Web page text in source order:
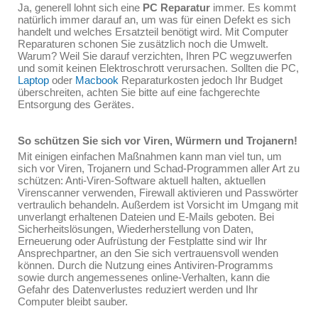
Ja, generell lohnt sich eine PC Reparatur immer. Es kommt
natürlich immer darauf an, um was für einen Defekt es sich
handelt und welches Ersatzteil benötigt wird. Mit Computer
Reparaturen schonen Sie zusätzlich noch die Umwelt.
Warum? Weil Sie darauf verzichten, Ihren PC wegzuwerfen
und somit keinen Elektroschrott verursachen. Sollten die PC,
Laptop oder Macbook Reparaturkosten jedoch Ihr Budget
überschreiten, achten Sie bitte auf eine fachgerechte
Entsorgung des Gerätes.
So schützen Sie sich vor Viren, Würmern und Trojanern!
Mit einigen einfachen Maßnahmen kann man viel tun, um
sich vor Viren, Trojanern und Schad-Programmen aller Art zu
schützen: Anti-Viren-Software aktuell halten, aktuellen
Virenscanner verwenden, Firewall aktivieren und Passwörter
vertraulich behandeln. Außerdem ist Vorsicht im Umgang mit
unverlangt erhaltenen Dateien und E-Mails geboten. Bei
Sicherheitslösungen, Wiederherstellung von Daten,
Erneuerung oder Aufrüstung der Festplatte sind wir Ihr
Ansprechpartner, an den Sie sich vertrauensvoll wenden
können. Durch die Nutzung eines Antiviren-Programms
sowie durch angemessenes online-Verhalten, kann die
Gefahr des Datenverlustes reduziert werden und Ihr
Computer bleibt sauber.